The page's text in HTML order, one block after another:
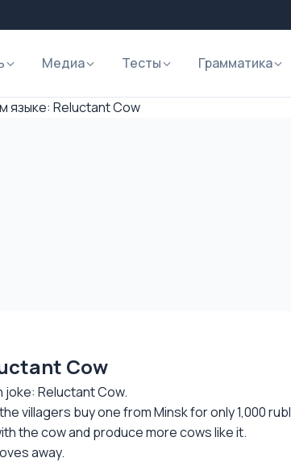
Медиа Тесты Грамматика
языке: Reluctant Cow
Cow
joke: Reluctant Cow.
villagers buy one from Minsk for only 1,000
the cow and produce more cows like it.
away.